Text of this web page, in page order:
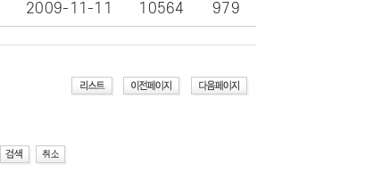
2009-11-11 10564 979